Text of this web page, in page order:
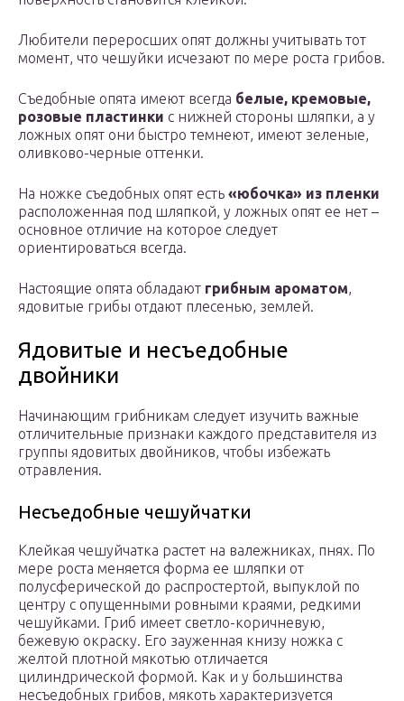
Любители переросших опят должны учитывать тот
момент, что чешуйки исчезают по мере роста грибов.
Съедобные опята имеют всегда белые, кремовые,
розовые пластинки с нижней стороны шляпки, а у
ложных опят они быстро темнеют, имеют зеленые,
оливково-черные оттенки.
На ножке съедобных опят есть «юбочка» из пленки
расположенная под шляпкой, у ложных опят ее нет –
основное отличие на которое следует
ориентироваться всегда.
Настоящие опята обладают грибным ароматом,
ядовитые грибы отдают плесенью, землей.
Ядовитые и несъедобные
двойники
Начинающим грибникам следует изучить важные
отличительные признаки каждого представителя из
группы ядовитых двойников, чтобы избежать
отравления.
Несъедобные чешуйчатки
Клейкая чешуйчатка растет на валежниках, пнях. По
мере роста меняется форма ее шляпки от
полусферической до распростертой, выпуклой по
центру с опущенными ровными краями, редкими
чешуйками. Гриб имеет светло-коричневую,
бежевую окраску. Его зауженная книзу ножка с
желтой плотной мякотью отличается
цилиндрической формой. Как и у большинства
несъедобных грибов, мякоть характеризуется